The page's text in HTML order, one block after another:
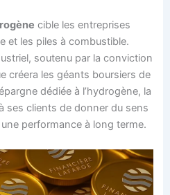
cible les entreprises
et les piles à combustible.
soutenu par la conviction
créera les géants boursiers de
dédiée à l’hydrogène, la
ses clients de donner du sens
performance à long terme.